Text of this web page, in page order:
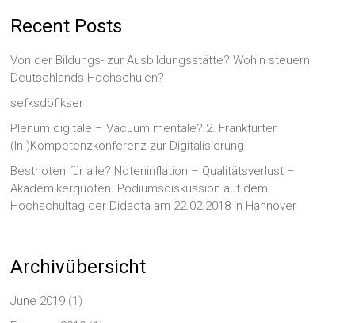
Recent Posts
Von der Bildungs- zur Ausbildungsstätte? Wohin steuern
Deutschlands Hochschulen?
sefksdöflkser
Plenum digitale – Vacuum mentale? 2. Frankfurter
(In-)Kompetenzkonferenz zur Digitalisierung
Bestnoten für alle? Noteninflation – Qualitätsverlust –
Akademikerquoten. Podiumsdiskussion auf dem
Hochschultag der Didacta am 22.02.2018 in Hannover
Archivübersicht
June 2019 (1)